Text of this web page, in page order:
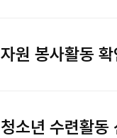
자원 봉사활동
청소년 수련활동